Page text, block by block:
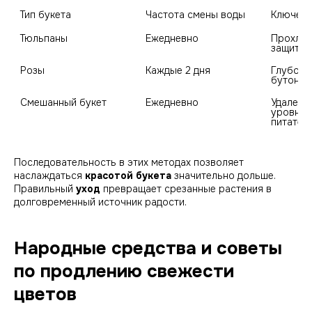
Тип букета Частота смены воды
Тюльпаны
Ежедневно
защита
Розы
Каждые 2 дня
Смешанный букет
Ежедневно
уровня
Последовательность в этих методах позволяет
наслаждаться красотой букета значительно дольше.
Правильный уход превращает срезанные растения в
долговременный источник радости.
Народные средства и советы
по продлению свежести
цветов